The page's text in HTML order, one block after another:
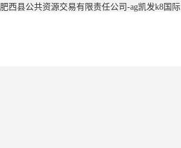
肥西县公共资源交易有限责任公司-ag凯发k8国际